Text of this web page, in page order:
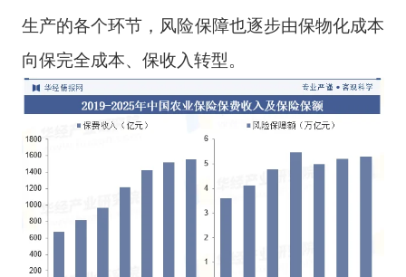
生产的各个环节，风险保障也逐步由保物化成本
向保完全成本、保收入转型。